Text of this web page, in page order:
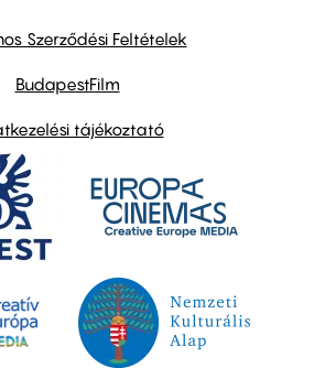
Szerződési Feltételek
BudapestFilm
tájékoztató